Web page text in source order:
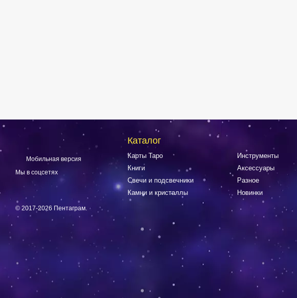
Мобильная версия
Мы в соцсетях
© 2017-2026 Пентаграм.
Каталог
Карты Таро
Книги
Свечи и подсвечники
Камни и кристаллы
Инструменты
Аксессуары
Разное
Новинки